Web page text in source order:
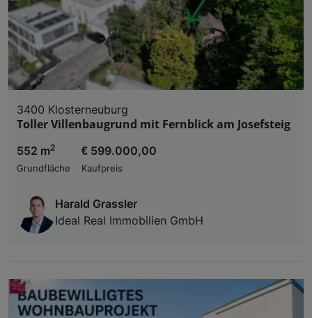
3400 Klosterneuburg
Toller Villenbaugrund mit Fernblick am Josefsteig
552 m2
Grundfläche
€ 599.000,00
Kaufpreis
Harald Grassler
Ideal Real Immobilien GmbH